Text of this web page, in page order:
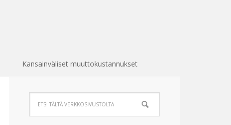
Kansainväliset muuttokustannukset